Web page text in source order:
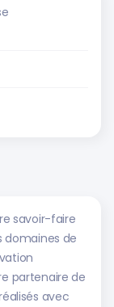
savoir-faire
domaines de
partenaire de
avec